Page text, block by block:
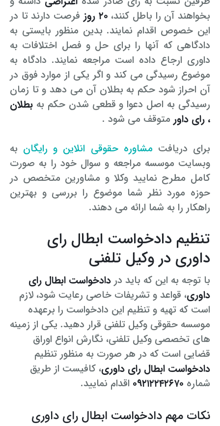
بخواهند آن را باطل کنند، ۲۰ روز
فرصت دارند تا در
این خصوص اقدام نمایند. بدین منظور بایستی به
دادگاهی که آنها را برای حل و فصل اختلافات به
داوری ارجاع داده است مراجعه نمایند. دادگاه به
موضوع رسیدگی می کند و اگر یکی از موارد فوق در
آن احراز شود حکم به بطلان آن می دهد و تا زمان
رسیدگی به اصل دعوا و قطعی شدن حکم به بطلان
، رای داور متوقف می شود .
برای دریافت مشاوره حقوقی انلاین و رایگان به
وبسایت موسسه مراجعه و سوال خود را به صورت
کامل مطرح نمایید وکلا و مشاورین متخصص در
حوزه مورد نظر شما موضوع را بررسی و بهترین
راهکار را به شما ارائه می دهند.
تنظیم دادخواست ابطال رای
داوری در وکیل تلفنی
با توجه به این که باید در دادخواست ابطال رای
داوری، قواعد و تشریفات خاصی رعایت شود، لازم
است که تهیه و تنظیم این دادخواست را برعهده
موسسه حقوقی وکیل تلفنی قرار دهید. یکی از زمینه
های تخصصی وکیل تلفنی، نگارش انواع اوراق
قضایی است که در هر صورت به منظور تنظیم
دادخواست ابطال رای داوری، کافیست از طریق
شماره
اقدام نمایید.
نکات مهم دادخواست ابطال رای داوری